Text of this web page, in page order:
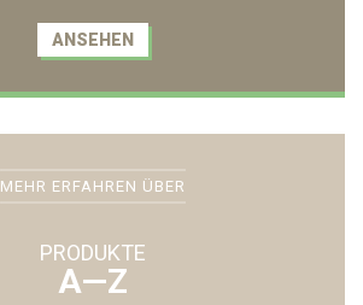
ANSEHEN
MEHR ERFAHREN ÜBER
PRODUKTE
A—Z